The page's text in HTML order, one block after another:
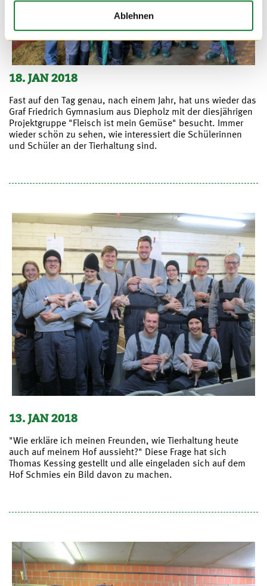
Ablehnen
18. JAN 2018
Fast auf den Tag genau, nach einem Jahr, hat uns wieder das
Graf Friedrich Gymnasium aus Diepholz mit der diesjährigen
Projektgruppe "Fleisch ist mein Gemüse" besucht. Immer
wieder schön zu sehen, wie interessiert die Schülerinnen
und Schüler an der Tierhaltung sind.
13. JAN 2018
"Wie erkläre ich meinen Freunden, wie Tierhaltung heute
auch auf meinem Hof aussieht?" Diese Frage hat sich
Thomas Kessing gestellt und alle eingeladen sich auf dem
Hof Schmies ein Bild davon zu machen.